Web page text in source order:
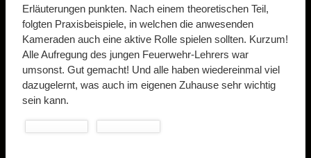
Erläuterungen punkten. Nach einem theoretischen Teil,
folgten Praxisbeispiele, in welchen die anwesenden
Kameraden auch eine aktive Rolle spielen sollten. Kurzum!
Alle Aufregung des jungen Feuerwehr-Lehrers war
umsonst. Gut gemacht! Und alle haben wiedereinmal viel
dazugelernt, was auch im eigenen Zuhause sehr wichtig
sein kann.